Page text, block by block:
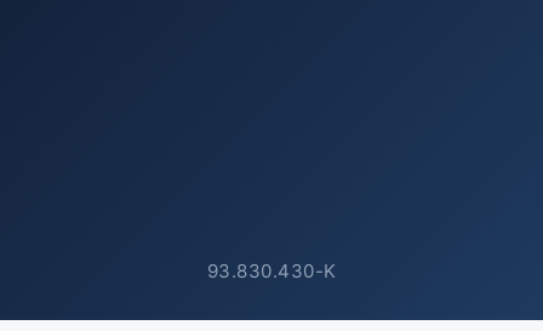
93.830.430-K